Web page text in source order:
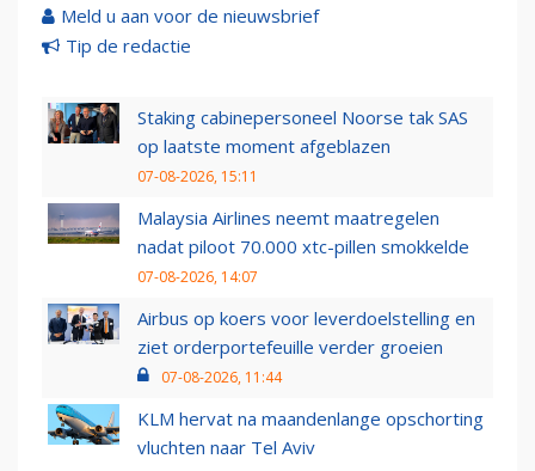
Meld u aan voor de nieuwsbrief
Tip de redactie
Staking cabinepersoneel Noorse tak SAS
op laatste moment afgeblazen
07-08-2026, 15:11
Malaysia Airlines neemt maatregelen
nadat piloot 70.000 xtc-pillen smokkelde
07-08-2026, 14:07
Airbus op koers voor leverdoelstelling en
ziet orderportefeuille verder groeien
07-08-2026, 11:44
KLM hervat na maandenlange opschorting
vluchten naar Tel Aviv